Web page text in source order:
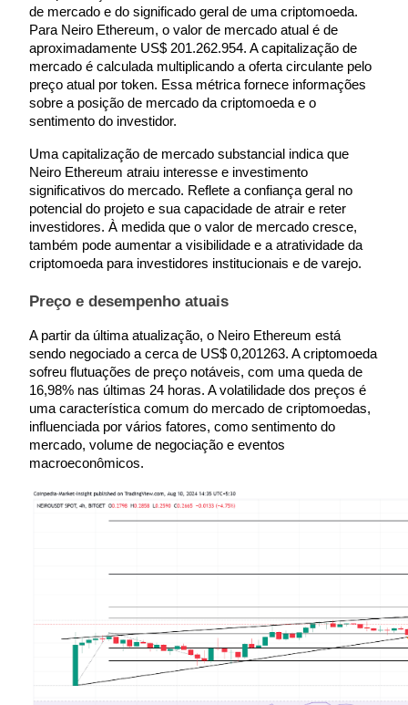
Estacamento
Altos retornos e acesso instantâneo
Launchpool
Bloqueios de BTR
Investimentos exclusivos para titulares de BTR
Empréstimos
de mercado e do significado geral de uma criptomoeda.
Para Neiro Ethereum, o valor de mercado atual é de
aproximadamente US$ 201.262.954. A capitalização de
mercado é calculada multiplicando a oferta circulante pelo
preço atual por token. Essa métrica fornece informações
sobre a posição de mercado da criptomoeda e o
sentimento do investidor.
Uma capitalização de mercado substancial indica que
Neiro Ethereum atraiu interesse e investimento
significativos do mercado. Reflete a confiança geral no
potencial do projeto e sua capacidade de atrair e reter
investidores. À medida que o valor de mercado cresce,
também pode aumentar a visibilidade e a atratividade da
criptomoeda para investidores institucionais e de varejo.
Preço e desempenho atuais
A partir da última atualização, o Neiro Ethereum está
sendo negociado a cerca de US$ 0,201263. A criptomoeda
sofreu flutuações de preço notáveis, com uma queda de
16,98% nas últimas 24 horas. A volatilidade dos preços é
uma característica comum do mercado de criptomoedas,
influenciada por vários fatores, como sentimento do
mercado, volume de negociação e eventos
macroeconômicos.